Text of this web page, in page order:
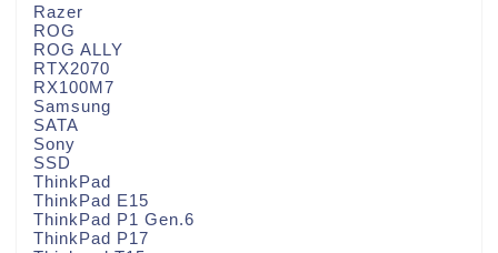
Razer
ROG
ROG ALLY
RTX2070
RX100M7
Samsung
SATA
Sony
SSD
ThinkPad
ThinkPad E15
ThinkPad P1 Gen.6
ThinkPad P17